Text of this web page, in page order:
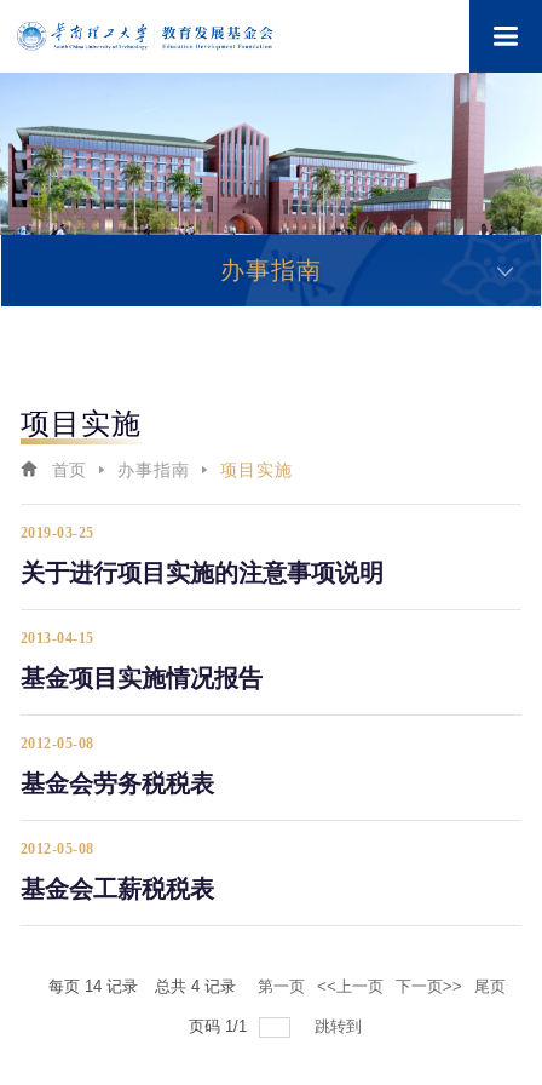
办事指南
项目实施
首页 办事指南 项目实施
2019-03-25
关于进行项目实施的注意事项说明
2013-04-15
基金项目实施情况报告
2012-05-08
基金会劳务税税表
2012-05-08
基金会工薪税税表
每页 14 记录 总共 4 记录 第一页 <<上一页 下一页>> 尾页
页码 1/1 跳转到